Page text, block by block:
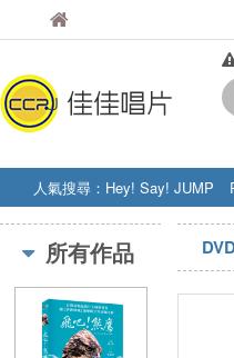
人氣搜尋： Hey! Say! JUMP
STRAY KIDS
盧廣仲 周杰
所有作品